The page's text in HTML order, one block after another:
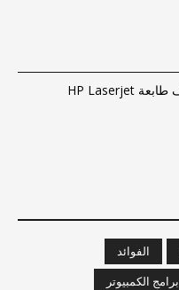
تحميل تعريف طابعة HP Laserjet
الفوائد
برامج الكمبيوتر